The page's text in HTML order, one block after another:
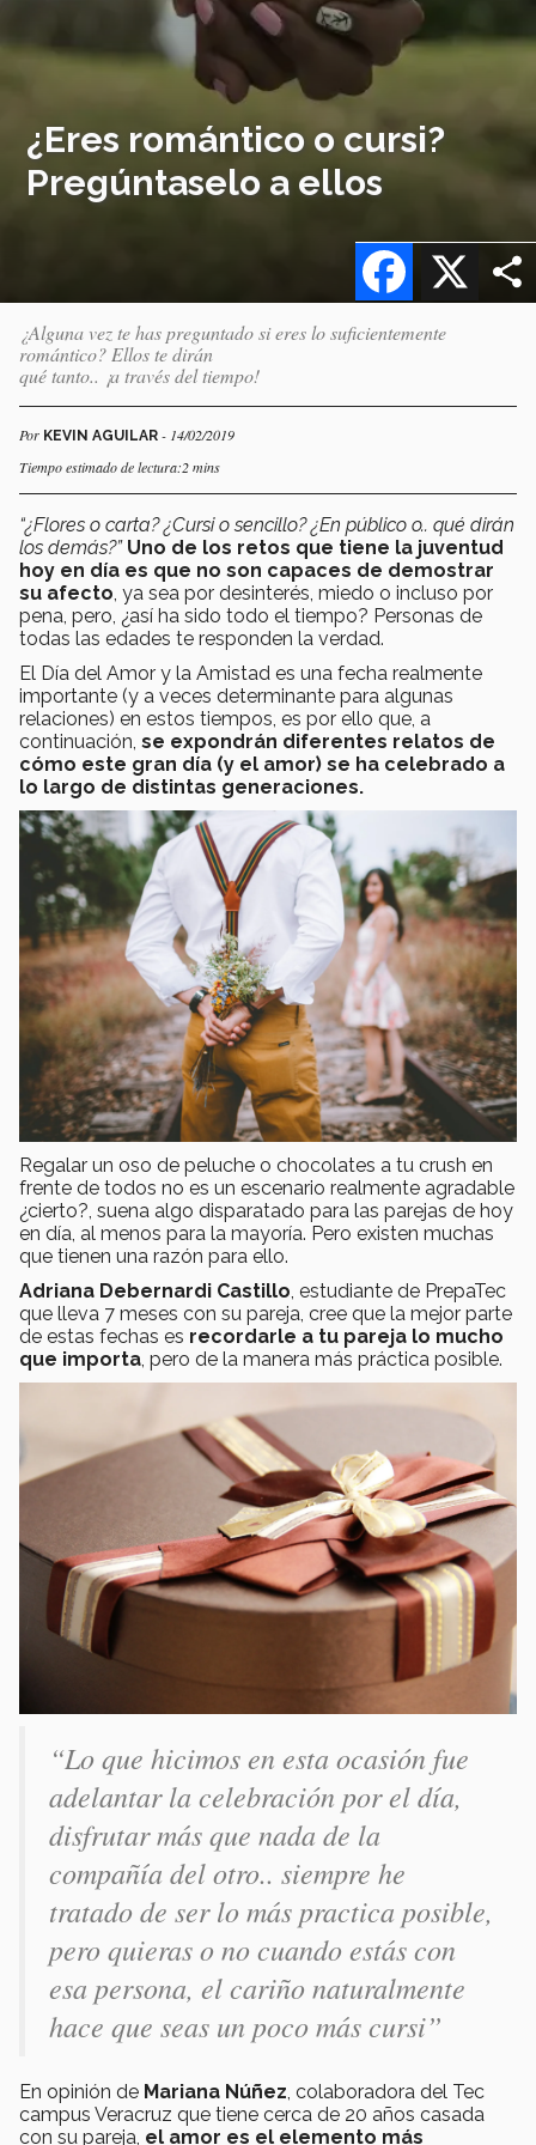
¿Eres romántico o cursi?
Pregúntaselo a ellos
X
Facebook
¿Alguna vez te has preguntado si eres lo suficientemente
romántico? Ellos te dirán
qué tanto.. ¡a través del tiempo!
Por KEVIN AGUILAR - 14/02/2019
Tiempo estimado de lectura:2 mins
“¿Flores o carta? ¿Cursi o sencillo? ¿En público o.. qué dirán
los demás?” Uno de los retos que tiene la juventud
hoy en día es que no son capaces de demostrar
su afecto , ya sea por desinterés, miedo o incluso por
pena, pero, ¿así ha sido todo el tiempo? Personas de
todas las edades te responden la verdad.
El Día del Amor y la Amistad es una fecha realmente
importante (y a veces determinante para algunas
relaciones) en estos tiempos, es por ello que, a
continuación, se expondrán diferentes relatos de
cómo este gran día (y el amor) se ha celebrado a
lo largo de distintas generaciones.
Regalar un oso de peluche o chocolates a tu crush en
frente de todos no es un escenario realmente agradable
¿cierto?, suena algo disparatado para las parejas de hoy
en día, al menos para la mayoría. Pero existen muchas
que tienen una razón para ello.
Adriana Debernardi Castillo, estudiante de PrepaTec
que lleva 7 meses con su pareja, cree que la mejor parte
de estas fechas es recordarle a tu pareja lo mucho
que importa, pero de la manera más práctica posible.
“Lo que hicimos en esta ocasión fue
adelantar la celebración por el día,
disfrutar más que nada de la
compañía del otro.. siempre he
tratado de ser lo más practica posible,
pero quieras o no cuando estás con
esa persona, el cariño naturalmente
hace que seas un poco más cursi”
En opinión de Mariana Núñez, colaboradora del Tec
campus Veracruz que tiene cerca de 20 años casada
con su pareja, el amor es el elemento más